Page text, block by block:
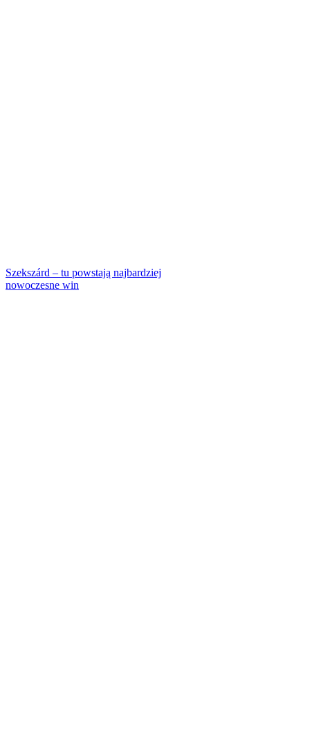
Szekszárd – tu powstają najbardziej
nowoczesne win